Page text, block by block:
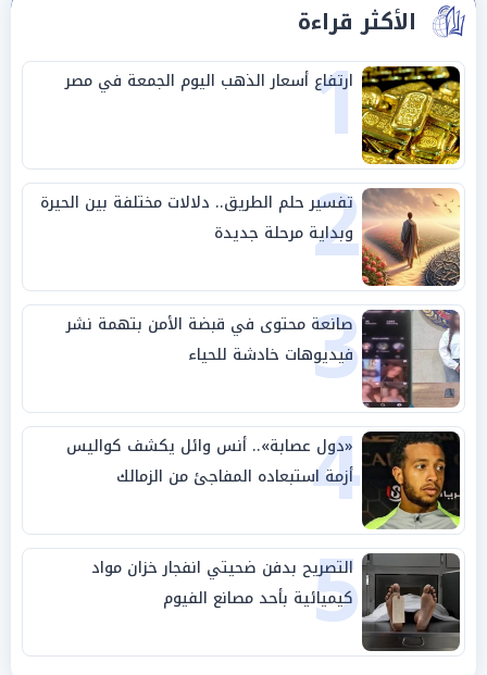
الأكثر قراءة
1
ارتفاع أسعار الذهب اليوم الجمعة في مصر
2
تفسير حلم الطريق.. دلالات مختلفة بين الحيرة
وبداية مرحلة جديدة
3
صانعة محتوى في قبضة الأمن بتهمة نشر
فيديوهات خادشة للحياء
4
«دول عصابة».. أنس وائل يكشف كواليس
أزمة استبعاده المفاجئ من الزمالك
5
التصريح بدفن ضحيتي انفجار خزان مواد
كيميائية بأحد مصانع الفيوم